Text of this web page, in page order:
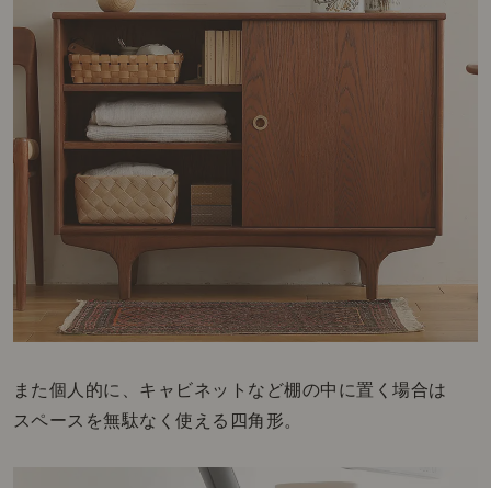
また個人的に、キャビネットなど棚の中に置く場合は
スペースを無駄なく使える四角形。